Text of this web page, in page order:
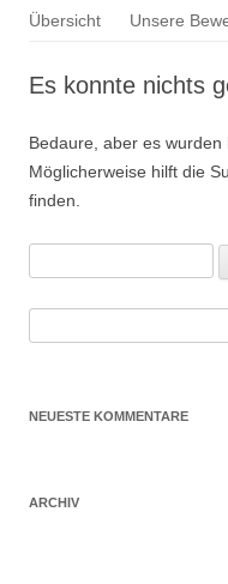
Springe
zum
Übersicht Unsere
Es konnte nichts
Bedaure, aber es wurden
Möglicherweise hilft die
finden.
NEUESTE KOMMENTARE
ARCHIV